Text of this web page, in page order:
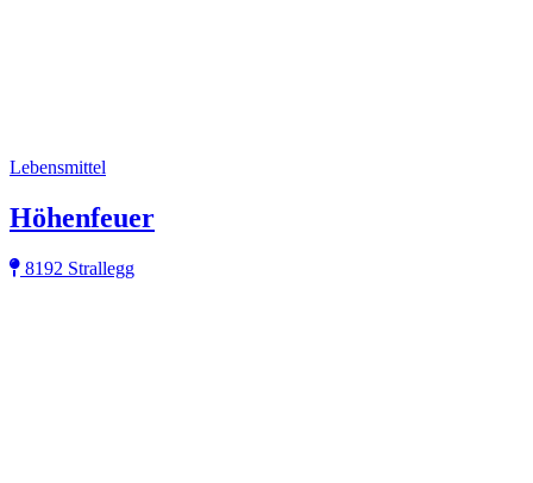
Lebensmittel
Höhenfeuer
8192 Strallegg